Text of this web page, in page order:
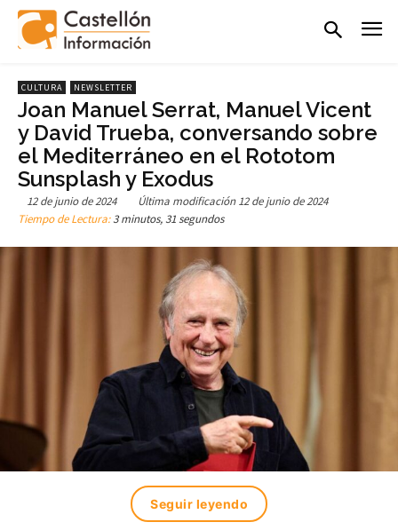
CULTURA NEWSLETTER
Joan Manuel Serrat, Manuel Vicent
y David Trueba, conversando sobre
el Mediterráneo en el Rototom
Sunsplash y Exodus
12 de junio de 2024 Última modificación 12 de junio de 2024
Tiempo de Lectura:3 minutos, 31 segundos
Seguir leyendo